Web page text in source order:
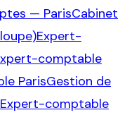
— ParisCabinet
Expert-
comptable
ParisGestion de
comptable